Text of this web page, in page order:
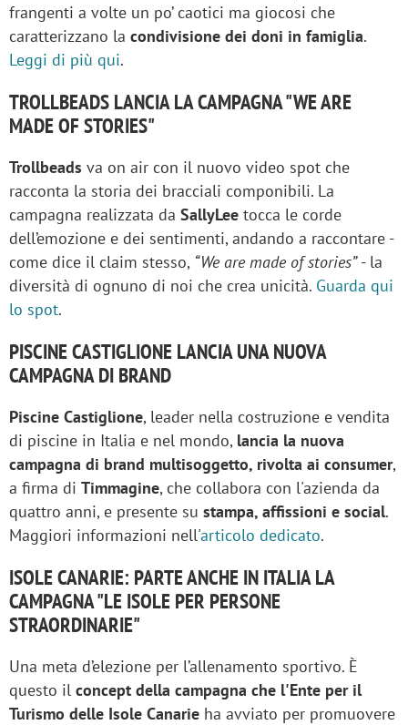
frangenti a volte un po’ caotici ma giocosi che
caratterizzano la condivisione dei doni in famiglia.
Leggi di più qui.
TROLLBEADS LANCIA LA CAMPAGNA "WE ARE
MADE OF STORIES"
Trollbeads va on air con il nuovo video spot che
racconta la storia dei bracciali componibili. La
campagna realizzata da SallyLee tocca le corde
dell’emozione e dei sentimenti, andando a raccontare -
come dice il claim stesso, “We are made of stories”- la
diversità di ognuno di noi che crea unicità. Guarda qui
lo spot.
PISCINE CASTIGLIONE LANCIA UNA NUOVA
CAMPAGNA DI BRAND
Piscine Castiglione, leader nella costruzione e vendita
di piscine in Italia e nel mondo, lancia la nuova
campagna di brand multisoggetto, rivolta ai consumer,
a firma di Timmagine, che collabora con l'azienda da
quattro anni, e presente su stampa, affissioni e social.
Maggiori informazioni nell'articolo dedicato.
ISOLE CANARIE: PARTE ANCHE IN ITALIA LA
CAMPAGNA "LE ISOLE PER PERSONE
STRAORDINARIE"
Una meta d’elezione per l’allenamento sportivo. È
questo il concept della campagna che l'Ente per il
Turismo delle Isole Canarie ha avviato per promuovere